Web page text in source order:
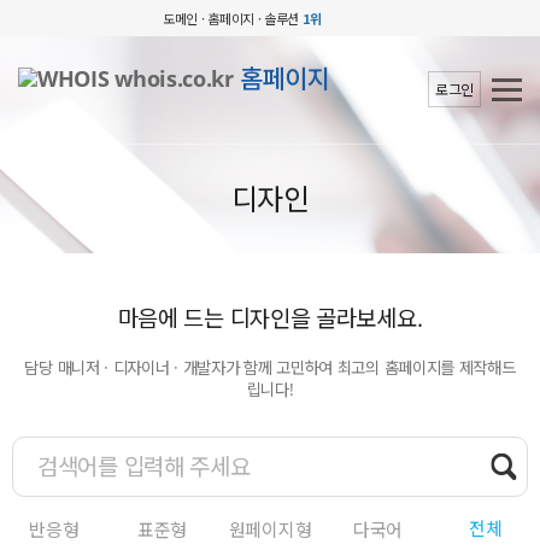
도메인 · 홈페이지 · 솔루션 1위
홈페이지 로그인
디자인
마음에 드는 디자인을 골라보세요.
담당 매니저 · 디자이너 · 개발자가 함께 고민하여 최고의 홈페이지를 제작해드
립니다!
반응형 표준형 원페이지형 다국어 전체